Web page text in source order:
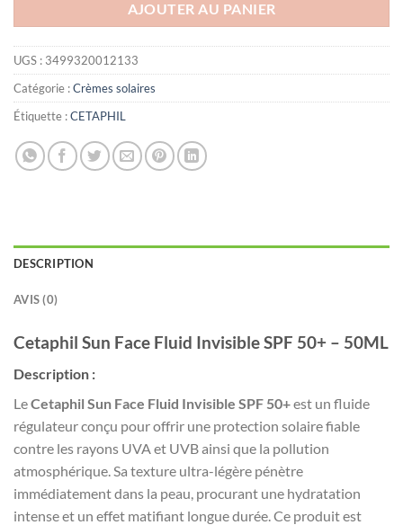
AJOUTER AU PANIER
UGS : 3499320012133
Catégorie :Crèmes solaires
Étiquette :CETAPHIL
DESCRIPTION
AVIS (0)
Cetaphil Sun Face Fluid Invisible SPF 50+ – 50ML
Description :
LeCetaphil Sun Face Fluid Invisible SPF 50+est un fluide
régulateur conçu pour offrir une protection solaire fiable
contre les rayons UVA et UVB ainsi que la pollution
atmosphérique. Sa texture ultra-légère pénètre
immédiatement dans la peau, procurant une hydratation
intense et un effet matifiant longue durée. Ce produit est